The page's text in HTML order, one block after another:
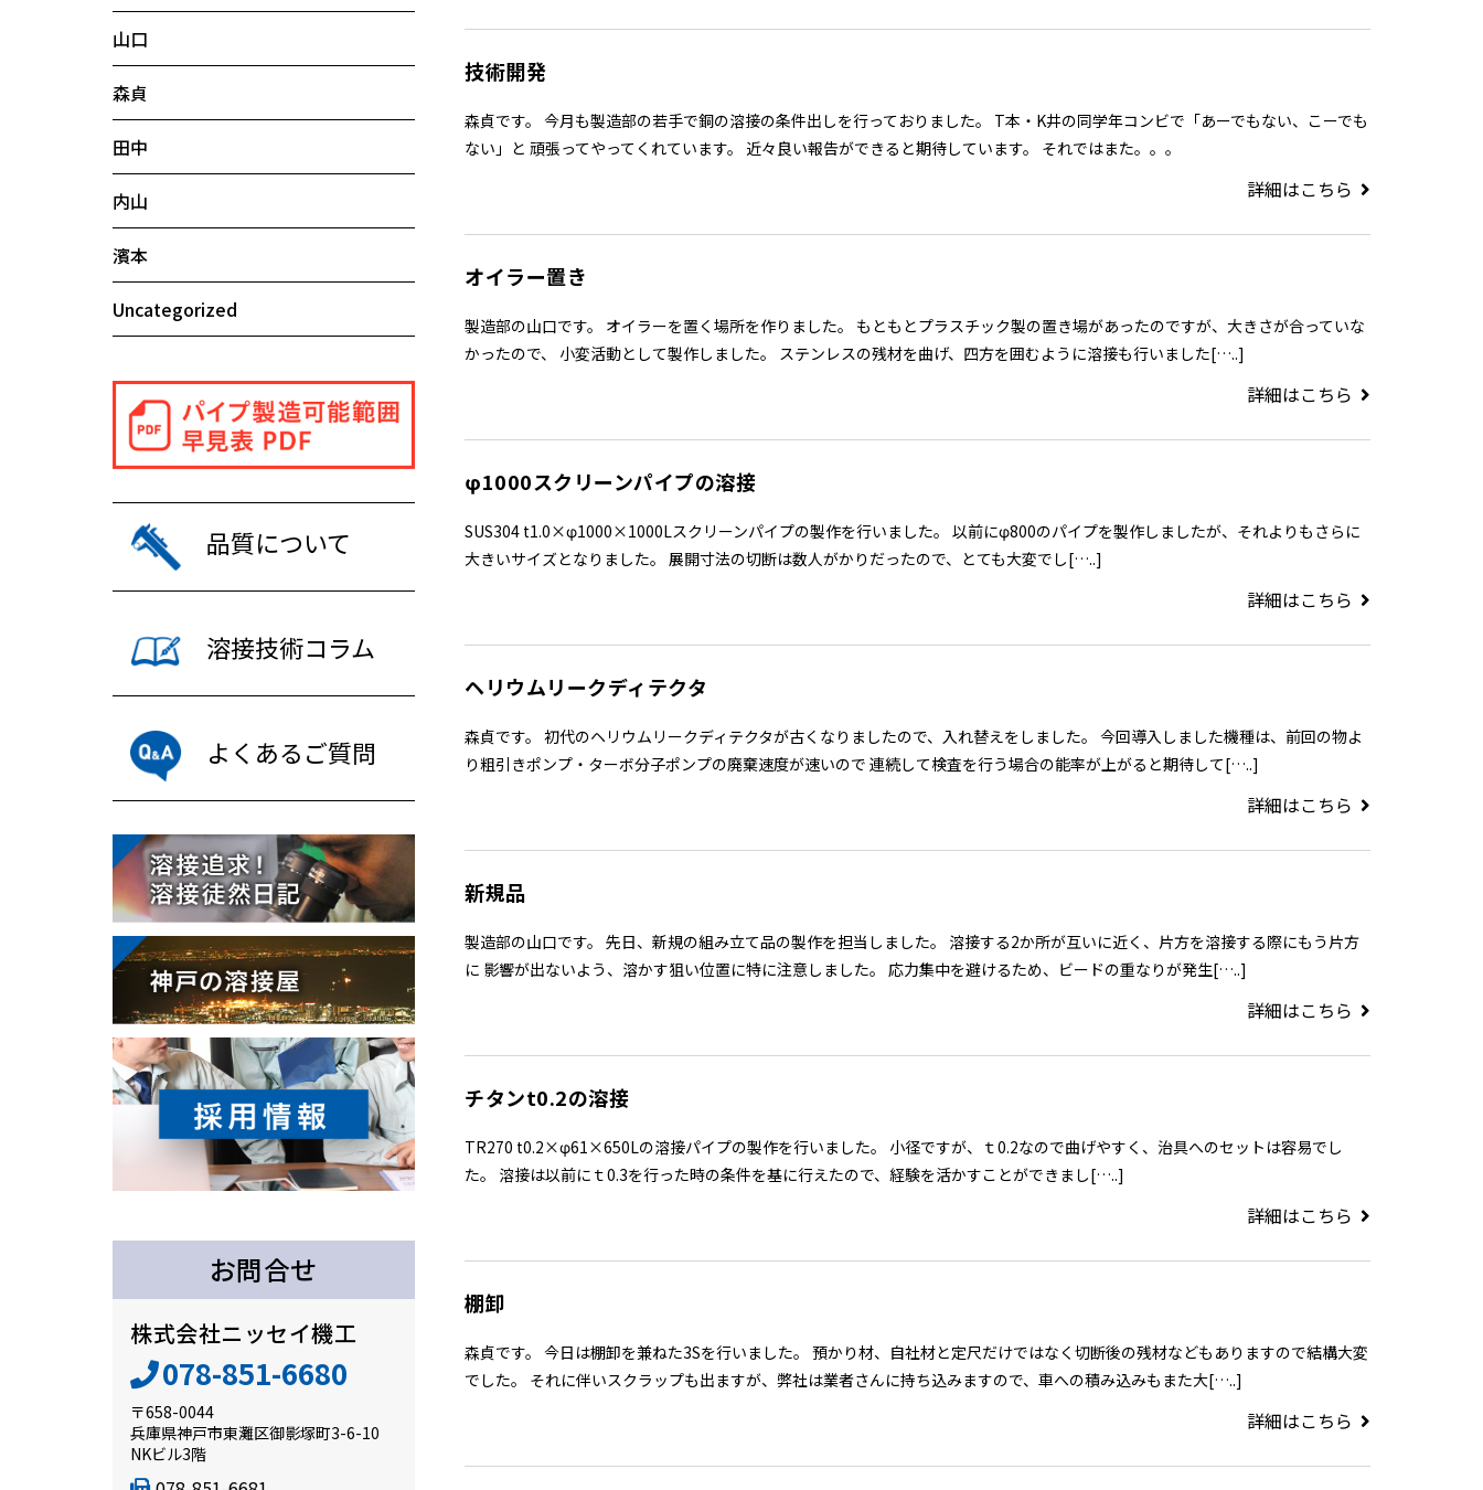
技術開発
森貞です。 今月も製造部の若手で銅の溶接の条件出しを行っておりました。 T本・K井の同学年コンビで「あーでもない、こーでも
ない」と 頑張ってやってくれています。 近々良い報告ができると期待しています。 それではまた。。。
詳細はこちら
オイラー置き
製造部の山口です。 オイラーを置く場所を作りました。 もともとプラスチック製の置き場があったのですが、大きさが合っていな
かったので、 小変活動として製作しました。 ステンレスの残材を曲げ、四方を囲むように溶接も行いました[…..]
詳細はこちら
φ1000スクリーンパイプの溶接
SUS304 t1.0×φ1000×1000Lスクリーンパイプの製作を行いました。 以前にφ800のパイプを製作しましたが、それよりもさらに
大きいサイズとなりました。 展開寸法の切断は数人がかりだったので、とても大変でし[…..]
詳細はこちら
ヘリウムリークディテクタ
森貞です。 初代のヘリウムリークディテクタが古くなりましたので、入れ替えをしました。 今回導入しました機種は、前回の物よ
り粗引きポンプ・ターボ分子ポンプの廃棄速度が速いので 連続して検査を行う場合の能率が上がると期待して[…..]
詳細はこちら
新規品
製造部の山口です。 先日、新規の組み立て品の製作を担当しました。 溶接する2か所が互いに近く、片方を溶接する際にもう片方
に 影響が出ないよう、溶かす狙い位置に特に注意しました。 応力集中を避けるため、ビードの重なりが発生[…..]
詳細はこちら
チタンt0.2の溶接
TR270 t0.2×φ61×650Lの溶接パイプの製作を行いました。 小径ですが、ｔ0.2なので曲げやすく、治具へのセットは容易でし
た。 溶接は以前にｔ0.3を行った時の条件を基に行えたので、経験を活かすことができまし[…..]
詳細はこちら
棚卸
森貞です。 今日は棚卸を兼ねた3Sを行いました。 預かり材、自社材と定尺だけではなく切断後の残材などもありますので結構大変
でした。 それに伴いスクラップも出ますが、弊社は業者さんに持ち込みますので、車への積み込みもまた大[…..]
詳細はこちら
山口
森貞
田中
内山
濱本
Uncategorized
品質について
溶接技術コラム
よくあるご質問
お問合せ
株式会社ニッセイ機工
078-851-6680
〒658-0044
兵庫県神戸市東灘区御影塚町3-6-10
NKビル3階